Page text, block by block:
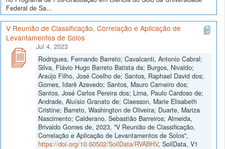
Federal de Sa...
V Reunião de Classificação, Correlação e Aplicação de
Levantamentos de Solos
Jul 4, 2023
Rodrigues, Fernando Barreto; Cavalcanti, Antonio Cabral;
Silva, Flávio Hugo Barreto Batista da; Burgos, Nivaldo;
Araújo Filho, José Coelho de; Santos, Raphael David dos;
Gomes, Idarê Azevedo; Santos, Mauro Carneiro dos;
Santos, José Carlos Pereira dos; Lima, Paulo Cardoso de;
Andrade, Aluísio Granato de; Claesson, Marie Elisabeth
Cristine; Barreto, Washington de Oliveira; Duarte, Mariza
Nascimento; Calderano, Sebastião Barreiros; Almeida,
Brivaldo Gomes de, 2023, "V Reunião de Classificação,
Correlação e Aplicação de Levantamentos de Solos",
https://doi.org/10.60502/SoilData/RVABHV, SoilData, V1